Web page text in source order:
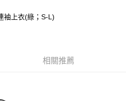
，訂單成立後會自動跳轉到大哥付的交易
期的期數、繳款截止日，確認付款後即完
袖上衣(綠；S-L)
相關推薦